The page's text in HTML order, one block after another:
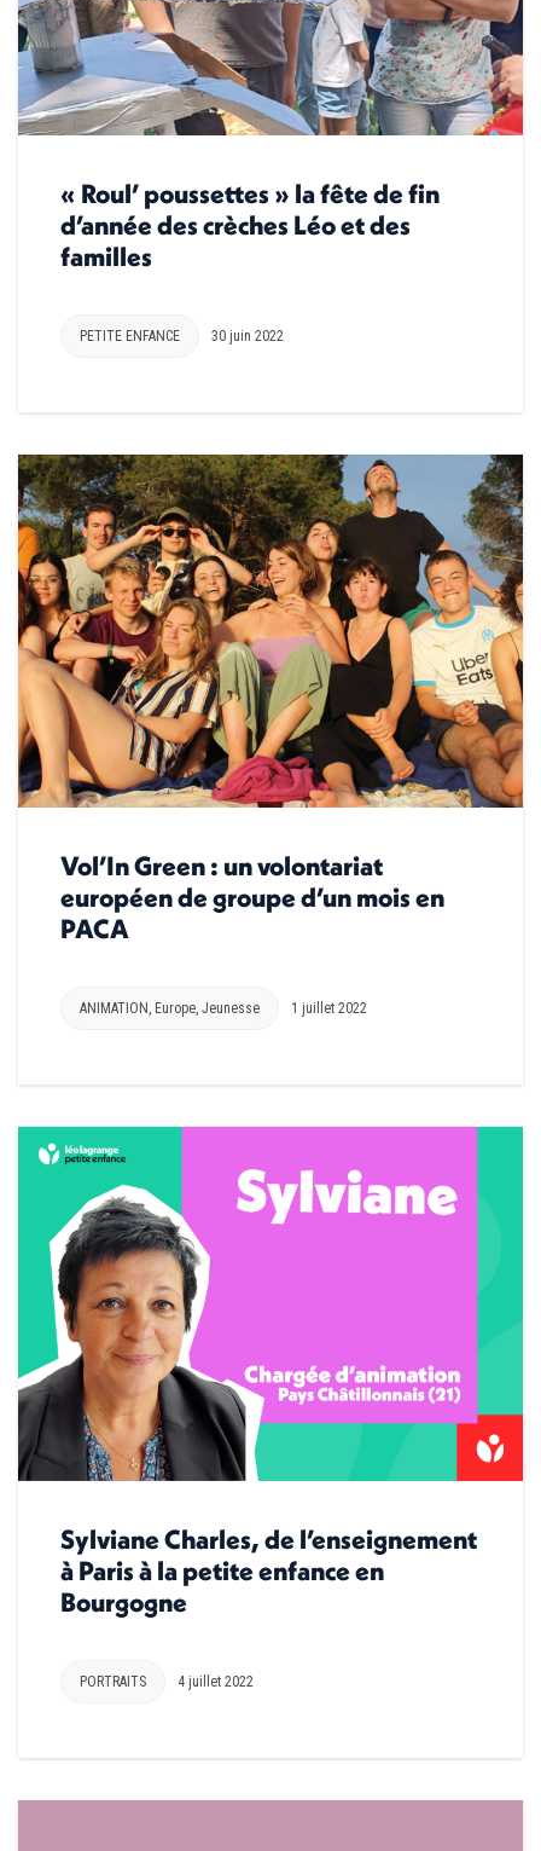
« Roul’ poussettes » la fête de fin
d’année des crèches Léo et des
familles
PETITE ENFANCE 30 juin 2022
Vol’In Green : un volontariat
européen de groupe d’un mois en
PACA
ANIMATION , Europe, Jeunesse 1 juillet 2022
Sylviane Charles, de l’enseignement
à Paris à la petite enfance en
Bourgogne
PORTRAITS 4 juillet 2022